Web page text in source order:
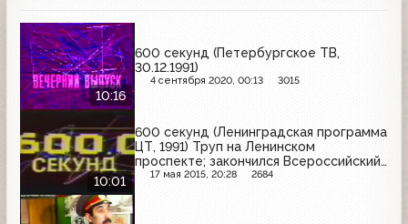
10:16
600 секунд (Петербургское ТВ,
30.12.1991)
4 сентября 2020, 00:13 3015
10:01
600 секунд (Ленинградская программа
ЦТ, 1991) Труп на Ленинском
проспекте; закончился Всероссийский
конкурс исполнителей на духовых
17 мая 2015, 20:28 2684